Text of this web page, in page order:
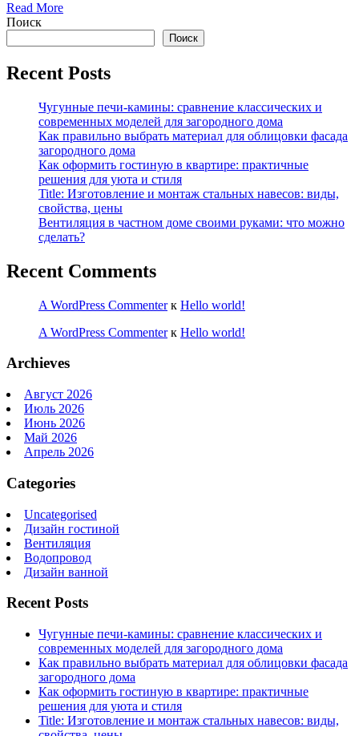
Read More
Поиск
Поиск
Recent Posts
Чугунные печи-камины: сравнение классических и
современных моделей для загородного дома
Как правильно выбрать материал для облицовки фасада
загородного дома
Как оформить гостиную в квартире: практичные
решения для уюта и стиля
Title: Изготовление и монтаж стальных навесов: виды,
свойства, цены
Вентиляция в частном доме своими руками: что можно
сделать?
Recent Comments
A WordPress Commenterк Hello world!
A WordPress Commenterк Hello world!
Archieves
Август 2026
Июль 2026
Июнь 2026
Май 2026
Апрель 2026
Categories
Uncategorised
Дизайн гостиной
Вентиляция
Водопровод
Дизайн ванной
Recent Posts
Чугунные печи-камины: сравнение классических и
современных моделей для загородного дома
Как правильно выбрать материал для облицовки фасада
загородного дома
Как оформить гостиную в квартире: практичные
решения для уюта и стиля
Title: Изготовление и монтаж стальных навесов: виды,